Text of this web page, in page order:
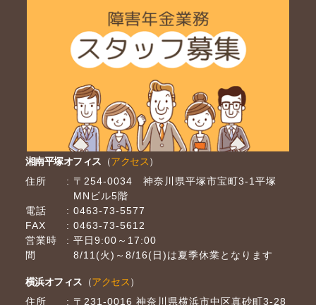
湘南平塚オフィス （アクセス）
住所
〒254-0034 神奈川県平塚市宝町3-1平塚
MNビル5階
電話
0463-73-5577
FAX
0463-73-5612
営業時
間
平日9:00～17:00
8/11(火)～8/16(日)は夏季休業となります
横浜オフィス （アクセス）
住所
〒231-0016 神奈川県横浜市中区真砂町3-28